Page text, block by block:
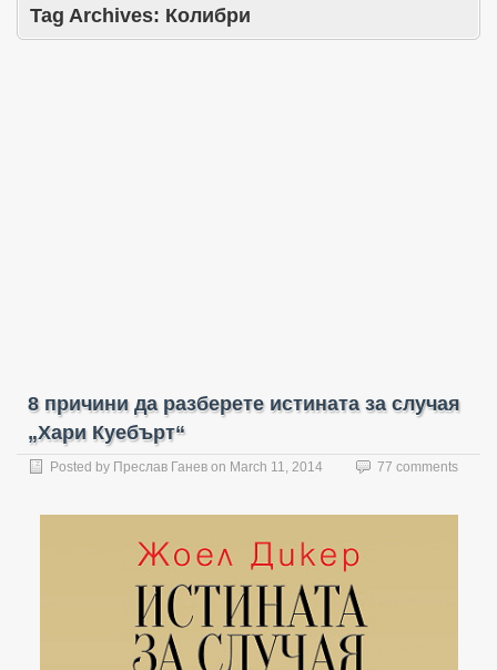
Tag Archives: Колибри
8 причини да разберете истината за случая
„Хари Куебърт“
Posted by Преслав Ганев on March 11, 2014 77 comments